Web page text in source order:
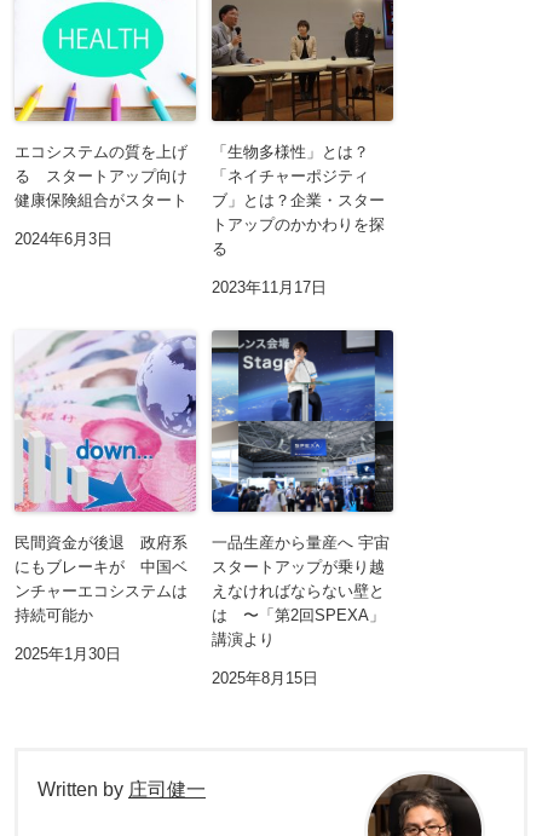
エコシステムの質を上げ
る スタートアップ向け
健康保険組合がスタート
2024年6月3日
「生物多様性」とは？
「ネイチャーポジティ
ブ」とは？企業・スター
トアップのかかわりを探
る
2023年11月17日
民間資金が後退 政府系
にもブレーキが 中国ベ
ンチャーエコシステムは
持続可能か
2025年1月30日
一品生産から量産へ 宇宙
スタートアップが乗り越
えなければならない壁と
は 〜「第2回SPEXA」
講演より
2025年8月15日
Written by 庄司健一